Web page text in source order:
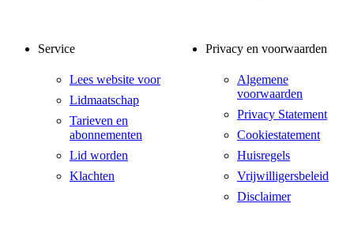
Service
Lees website voor
Lidmaatschap
Tarieven en
abonnementen
Lid worden
Klachten
Privacy en voorwaarden
Algemene
voorwaarden
Privacy Statement
Cookiestatement
Huisregels
Vrijwilligersbeleid
Disclaimer